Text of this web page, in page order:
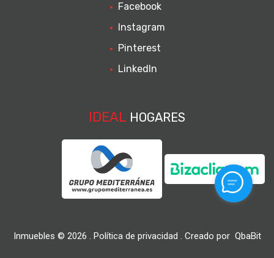
Facebook
Instagram
Pinterest
LinkedIn
IDEAL HOGARES
Inmuebles © 2026 . Política de privacidad . Creado por QbaBit